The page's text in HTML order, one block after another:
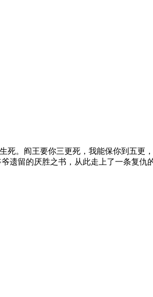
。阎王要你三更死，我能保你到五更
遗留的厌胜之书，从此走上了一条复仇